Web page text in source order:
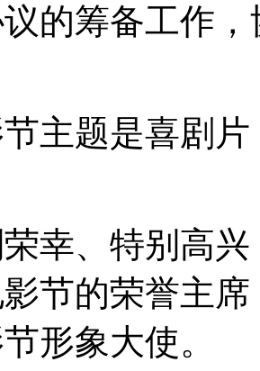
的筹备工作
主题是喜剧
幸、特别高
节的荣誉主
形象大使。